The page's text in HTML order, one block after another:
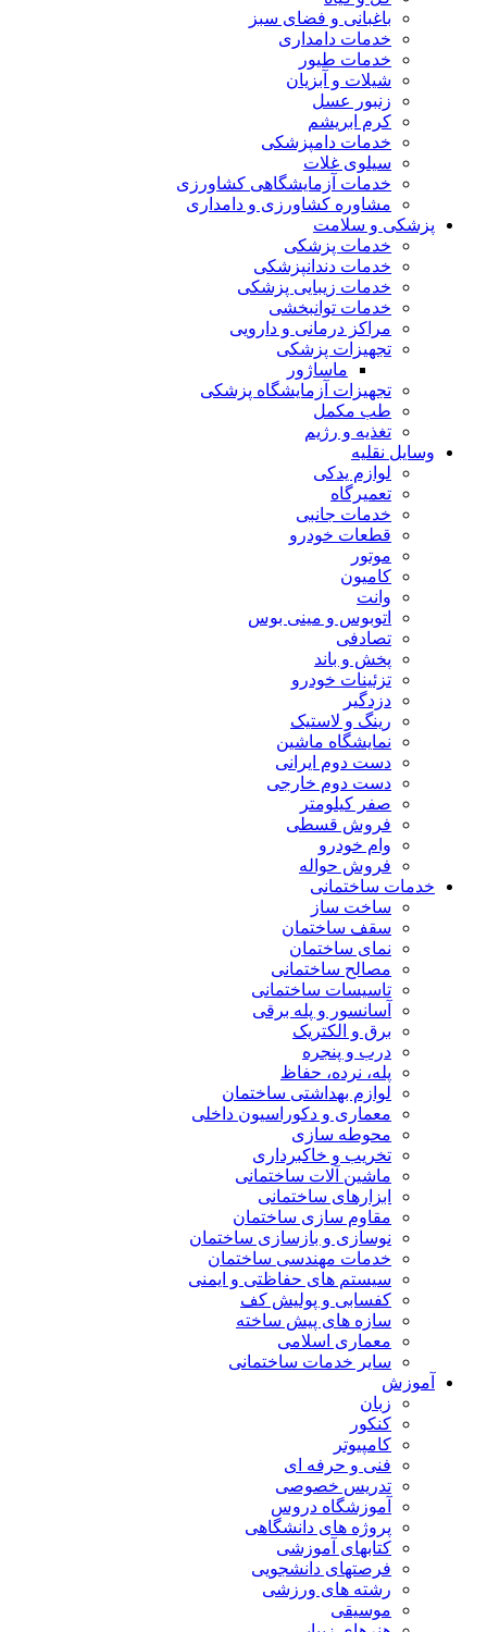
باغبانی و فضای سبز
خدمات دامداری
خدمات طیور
شیلات و آبزیان
زنبور عسل
کرم ابریشم
خدمات دامپزشکی
سیلوی غلات
خدمات آزمایشگاهی کشاورزی
مشاوره کشاورزی و دامداری
پزشکی و سلامت
خدمات پزشکی
خدمات دندانپزشکی
خدمات زیبایی پزشکی
خدمات توانبخشی
مراکز درمانی و دارویی
تجهیزات پزشکی
ماساژور
تجهیزات آزمایشگاه پزشکی
طب مکمل
تغذیه و رژیم
وسایل نقلیه
لوازم یدکی
تعمیرگاه
خدمات جانبی
قطعات خودرو
موتور
کامیون
وانت
اتوبوس و مینی بوس
تصادفی
پخش و باند
تزئینات خودرو
دزدگیر
رینگ و لاستیک
نمایشگاه ماشین
دست دوم ایرانی
دست دوم خارجی
صفر کیلومتر
فروش قسطی
وام خودرو
فروش حواله
خدمات ساختمانی
ساخت ساز
سقف ساختمان
نمای ساختمان
مصالح ساختمانی
تاسیسات ساختمانی
آسانسور و پله برقی
برق و الکتریک
درب و پنجره
پله، نرده، حفاظ
لوازم بهداشتی ساختمان
معماری و دکوراسیون داخلی
محوطه سازی
تخریب و خاکبرداری
ماشین آلات ساختمانی
ابزارهای ساختمانی
مقاوم سازی ساختمان
نوسازی و بازسازی ساختمان
خدمات مهندسی ساختمان
سیستم های حفاظتی و ایمنی
کفسابی و پولیش کف
سازه های پیش ساخته
معماری اسلامی
سایر خدمات ساختمانی
آموزش
زبان
کنکور
کامپیوتر
فنی و حرفه ای
تدریس خصوصی
آموزشگاه دروس
پروژه های دانشگاهی
کتابهای آموزشی
فرصتهای دانشجویی
رشته های ورزشی
موسیقی